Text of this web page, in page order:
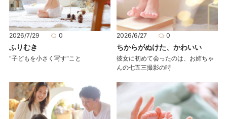
2026/7/29 0
ふりむき
"子どもを小さく写す"こと
2026/6/27 0
ちからがぬけた、かわいい
彼女に初めて会ったのは、お姉ちゃ
んの七五三撮影の時